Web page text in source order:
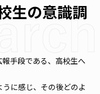
生の意識調
手段である、高校生へ
に感じ、その後どのよ